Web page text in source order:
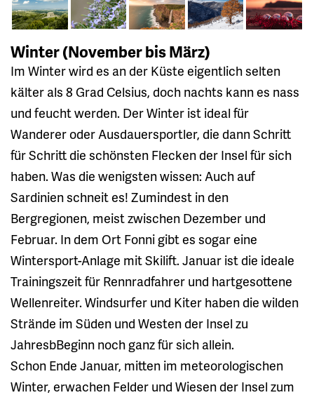
Winter (November bis März)
Im Winter wird es an der Küste eigentlich selten
kälter als 8 Grad Celsius, doch nachts kann es nass
und feucht werden. Der Winter ist ideal für
Wanderer oder Ausdauersportler, die dann Schritt
für Schritt die schönsten Flecken der Insel für sich
haben. Was die wenigsten wissen: Auch auf
Sardinien schneit es! Zumindest in den
Bergregionen, meist zwischen Dezember und
Februar. In dem Ort Fonni gibt es sogar eine
Wintersport-Anlage mit Skilift. Januar ist die ideale
Trainingszeit für Rennradfahrer und hartgesottene
Wellenreiter. Windsurfer und Kiter haben die wilden
Strände im Süden und Westen der Insel zu
JahresbBeginn noch ganz für sich allein.
Schon Ende Januar, mitten im meteorologischen
Winter, erwachen Felder und Wiesen der Insel zum